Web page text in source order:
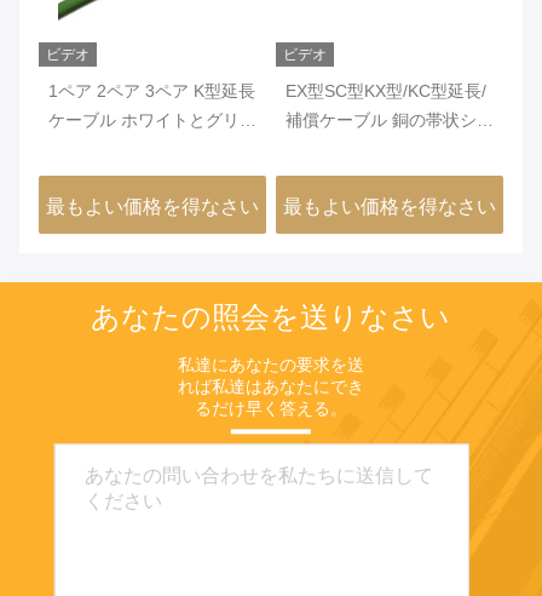
ビデオ
1ペア 2ペア 3ペア K型延長
ケーブル ホワイトとグリー
所に使用
最もよい価格を得なさい
ビデオ
EX型SC型KX型/KC型延長/
補償ケーブル 銅の帯状シー
最もよい価格を得なさい
あなたの照会を送りなさい
私達にあなたの要求を送
れば私達はあなたにでき
るだけ早く答える。